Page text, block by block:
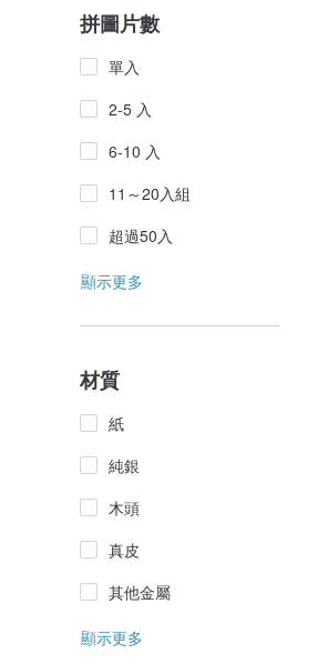
拼圖片數
單入
2-5 入
6-10 入
11～20入組
超過50入
顯示更多
材質
紙
純銀
木頭
真皮
其他金屬
顯示更多